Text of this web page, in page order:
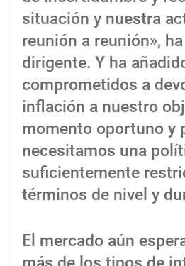
situación y nuestra
reunión a reunión»,
dirigente. Y ha
comprometidos a
inflación a nuestro
momento oportuno y
necesitamos una
suficientemente
términos de nivel y
El mercado aún